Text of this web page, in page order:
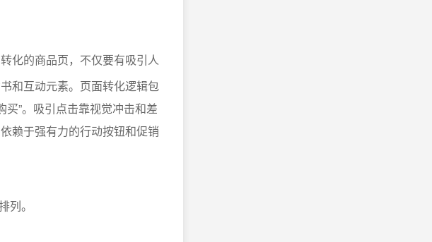
化的商品页，不仅要有吸引人
和互动元素。页面转化逻辑包
买”。吸引点击靠视觉冲击和差
赖于强有力的行动按钮和促销
列。